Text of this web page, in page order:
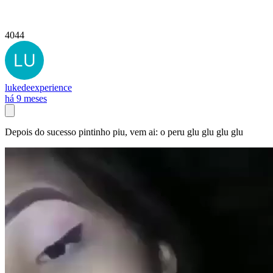
4044
lukedeexperience
há 9 meses
Depois do sucesso pintinho piu, vem ai: o peru glu glu glu glu